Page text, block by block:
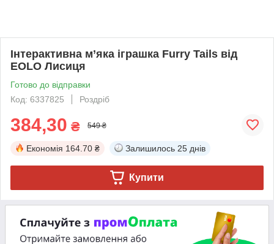
Інтерактивна м’яка іграшка Furry Tails від
EOLO Лисиця
Готово до відправки
Код: 6337825
Роздріб
384,30 ₴ 549 ₴
Економія 164.70 ₴ Залишилось 25 днів
Купити